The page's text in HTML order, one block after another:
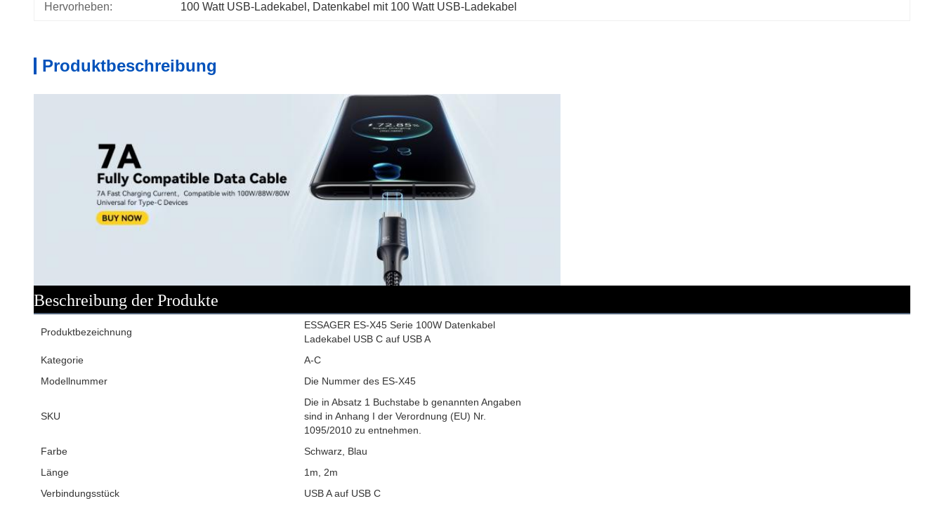
Hervorheben: 100 Watt USB-Ladekabel , Datenkabel mit 100 Watt USB-Ladekabel
Produktbeschreibung
Beschreibung der Produkte
Produktbezeichnung
ESSAGER ES-X45 Serie 100W Datenkabel
Ladekabel USB C auf USB A
Kategorie
A-C
Modellnummer
Die Nummer des ES-X45
SKU
Die in Absatz 1 Buchstabe b genannten Angaben
sind in Anhang I der Verordnung (EU) Nr.
1095/2010 zu entnehmen.
Farbe
Schwarz, Blau
Länge
1m, 2m
Verbindungsstück
USB A auf USB C